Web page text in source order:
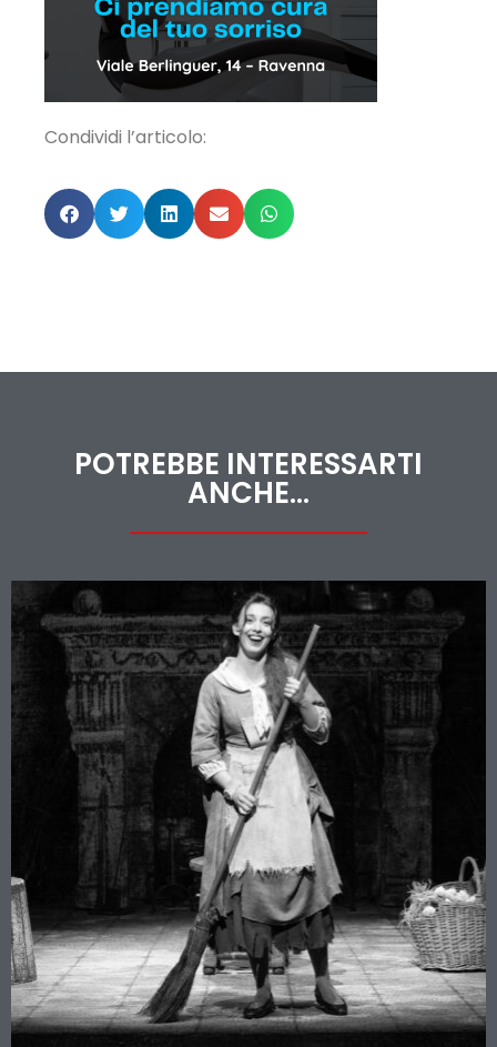
Condividi l’articolo:
POTREBBE INTERESSARTI
ANCHE...